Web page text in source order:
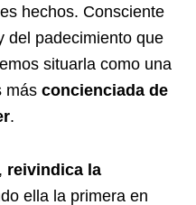
hechos. Consciente
del padecimiento que
situarla como una
más concienciada de
.
reivindica la
ella la primera en